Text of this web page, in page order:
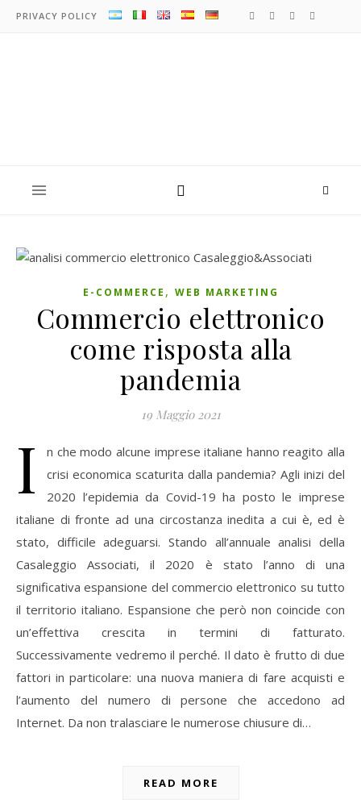
PRIVACY POLICY
E-COMMERCE , WEB MARKETING
Commercio elettronico
come risposta alla
pandemia
19 Maggio 2021
I
n che modo alcune imprese italiane hanno reagito alla
crisi economica scaturita dalla pandemia? Agli inizi del
2020 l’epidemia da Covid-19 ha posto le imprese
italiane di fronte ad una circostanza inedita a cui è, ed è
stato, difficile adeguarsi. Stando all’annuale analisi della
Casaleggio Associati, il 2020 è stato l’anno di una
significativa espansione del commercio elettronico su tutto
il territorio italiano. Espansione che però non coincide con
un’effettiva crescita in termini di fatturato.
Successivamente vedremo il perché. Il dato è frutto di due
fattori in particolare: una nuova maniera di fare acquisti e
l’aumento del numero di persone che accedono ad
Internet. Da non tralasciare le numerose chiusure di…
READ MORE